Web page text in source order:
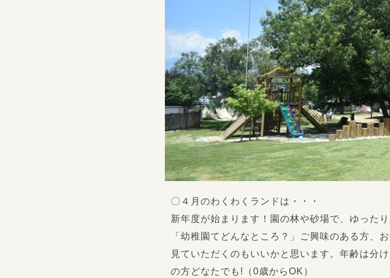
〇４月のわくわくランドは・・・
新年度が始まります！園の林や砂場で、ゆった
「幼稚園てどんなところ？」ご興味のある方、
見ていただくのもいいかと思います。年齢は分
の方どなたでも!（0歳からOK）